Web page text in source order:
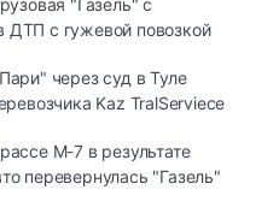
"Газель" с
с гужевой повозкой
через суд в Туле
Kaz TralServiece
М-7 в результате
перевернулась "Газель"